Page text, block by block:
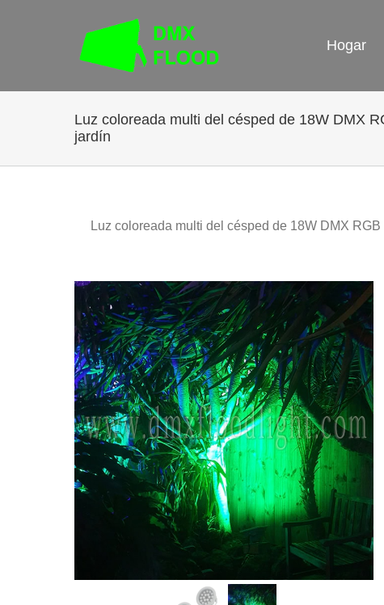
Hogar
Luz coloreada multi del césped de 18W DMX
jardín
Luz coloreada multi del césped de 18W DMX